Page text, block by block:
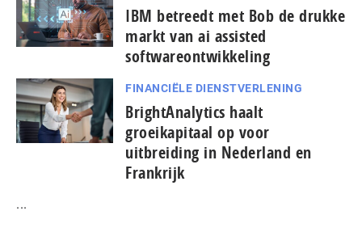
IBM betreedt met Bob de drukke
markt van ai assisted
softwareontwikkeling
FINANCIËLE DIENSTVERLENING
BrightAnalytics haalt
groeikapitaal op voor
uitbreiding in Nederland en
Frankrijk
...